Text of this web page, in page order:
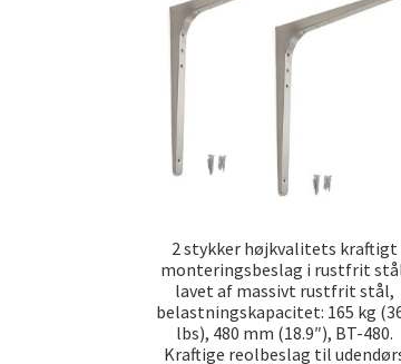
2 stykker højkvalitets kraftigt
monteringsbeslag i rustfrit
lavet af massivt rustfrit stål,
belastningskapacitet: 165 kg
lbs), 480 mm (18.9″), BT-480.
Kraftige reolbeslag til